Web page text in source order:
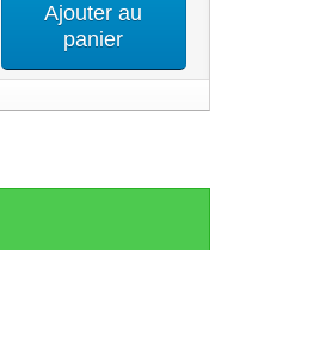
Ajouter au
panier